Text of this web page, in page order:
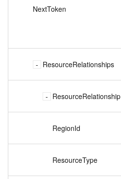
NextToken
ResourceRelationships
ResourceRelationship
RegionId
ResourceType